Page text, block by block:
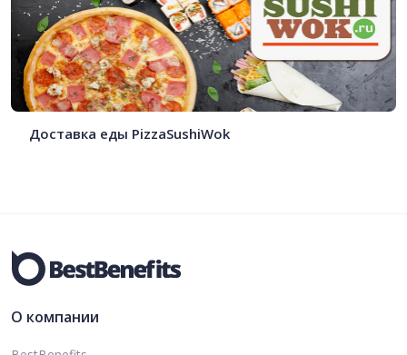
Доставка еды PizzaSushiWok
О компании